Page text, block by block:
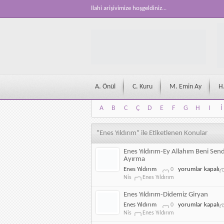
İlahi arişivimize hoşgeldiniz...
A. Önül C. Kuru M. Emin Ay
A B C Ç D E F G H I İ
A
B C Ç D E F G H I İ
"Enes Yıldırım" ile Etiketlenen Konular
Enes Yıldırım-Ey Allahım Beni
Ayırma
Enes Yıldırım 0
Enes
Ey
Allahım
Senden
yorumlar kapalı
Nis
Enes Yıldırım
Enes Yıldırım-Didemiz Giryan
Enes Yıldırım 0
Enes
Didemiz
yorumlar kapalı
Nis
Enes Yıldırım